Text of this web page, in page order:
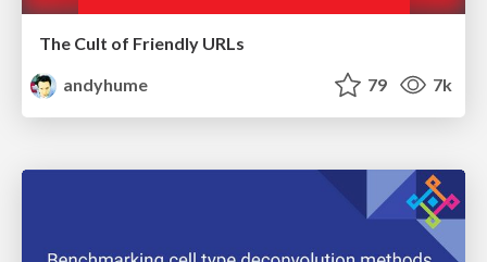
The Cult of Friendly URLs
andyhume
79 7k